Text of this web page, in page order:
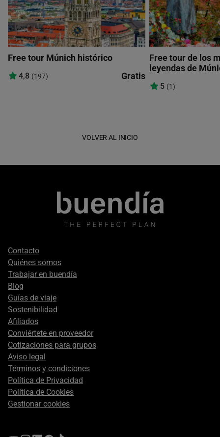
Free tour Múnich histórico
4,8 (197) Gratis
Free tour de los
leyendas de
5 (1)
VOLVER AL INICIO
Footer
secondary
Contacto
Quiénes somos
Trabajar en buendía
Blog
Guías de viaje
Sostenibilidad
Afiliados
Conviértete en proveedor
Cotizaciones para grupos
Aviso legal
Términos y condiciones
Política de Privacidad
Política de Cookies
Gestionar cookies